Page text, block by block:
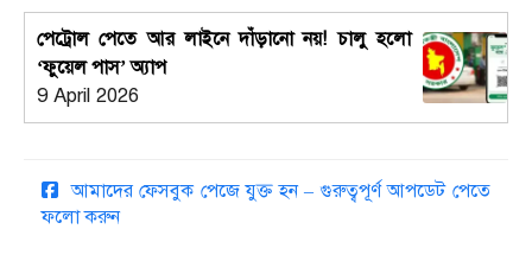
পেট্রোল পেতে আর লাইনে দাঁড়ানো নয়! চালু হলো
‘ফুয়েল পাস’ অ্যাপ
9 April 2026
আমাদের ফেসবুক পেজে যুক্ত হন – গুরুত্বপূর্ণ আপডেট পেতে
ফলো করুন